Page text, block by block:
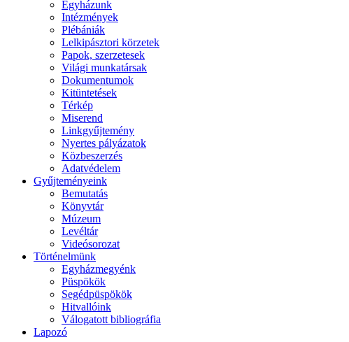
Egyházunk
Intézmények
Plébániák
Lelkipásztori körzetek
Papok, szerzetesek
Világi munkatársak
Dokumentumok
Kitüntetések
Térkép
Miserend
Linkgyűjtemény
Nyertes pályázatok
Közbeszerzés
Adatvédelem
Gyűjteményeink
Bemutatás
Könyvtár
Múzeum
Levéltár
Videósorozat
Történelmünk
Egyházmegyénk
Püspökök
Segédpüspökök
Hitvallóink
Válogatott bibliográfia
Lapozó